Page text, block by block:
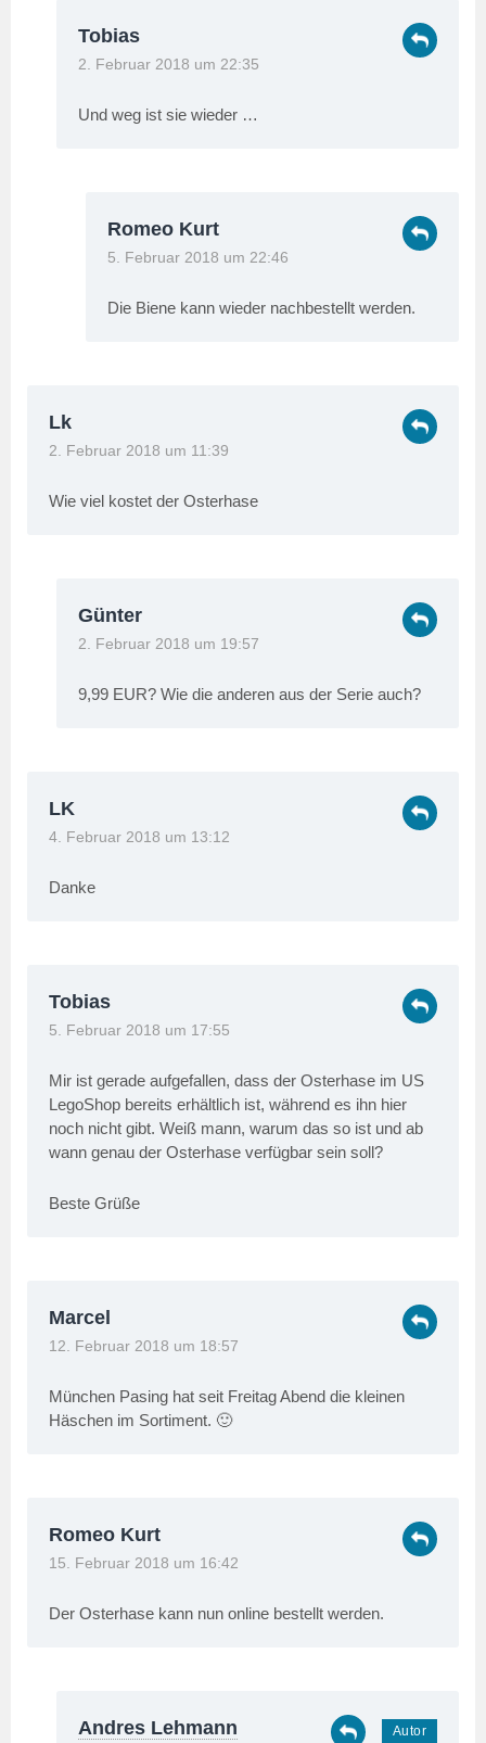
Tobias
2. Februar 2018 um 22:35
Und weg ist sie wieder …
Romeo Kurt
5. Februar 2018 um 22:46
Die Biene kann wieder nachbestellt werden.
Lk
2. Februar 2018 um 11:39
Wie viel kostet der Osterhase
Günter
2. Februar 2018 um 19:57
9,99 EUR? Wie die anderen aus der Serie auch?
LK
4. Februar 2018 um 13:12
Danke
Tobias
5. Februar 2018 um 17:55
Mir ist gerade aufgefallen, dass der Osterhase im US
LegoShop bereits erhältlich ist, während es ihn hier
noch nicht gibt. Weiß mann, warum das so ist und ab
wann genau der Osterhase verfügbar sein soll?
Beste Grüße
Marcel
12. Februar 2018 um 18:57
München Pasing hat seit Freitag Abend die kleinen
Häschen im Sortiment. 🙂
Romeo Kurt
15. Februar 2018 um 16:42
Der Osterhase kann nun online bestellt werden.
Andres Lehmann